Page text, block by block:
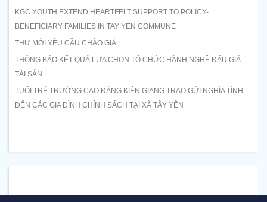
KGC YOUTH EXTEND HEARTFELT SUPPORT TO POLICY-
BENEFICIARY FAMILIES IN TAY YEN COMMUNE
THƯ MỜI YÊU CẦU CHÀO GIÁ
THÔNG BÁO KẾT QUẢ LỰA CHỌN TỔ CHỨC HÀNH NGHỀ ĐẤU GIÁ
TÀI SẢN
TUỔI TRẺ TRƯỜNG CAO ĐẲNG KIÊN GIANG TRAO GỬI NGHĨA TÌNH
ĐẾN CÁC GIA ĐÌNH CHÍNH SÁCH TẠI XÃ TÂY YÊN